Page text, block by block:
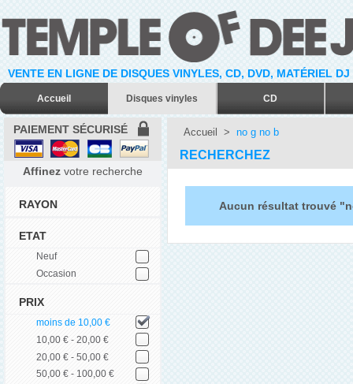
VENTE EN LIGNE DE DISQUES VINYLES, CD, DVD, MATÉRIEL
Accueil Disques vinyles CD
PAIEMENT SÉCURISÉ
Affinez votre recherche
RAYON
ETAT
Neuf
Occasion
PRIX
moins de 10,00 €
10,00 € - 20,00 €
20,00 € - 50,00 €
50,00 € - 100,00 €
Accueil > no g no b
RECHERCHEZ
Aucun résultat trouvé